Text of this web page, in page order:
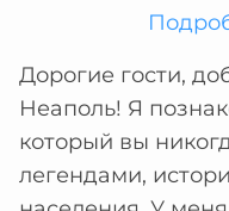
Дорогие гости,
Неаполь! Я
который вы
легендами,